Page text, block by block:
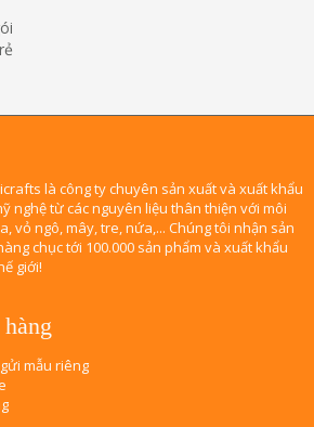
là công ty chuyên sản xuất và xuất khẩu
nghệ từ các nguyên liệu thân thiện với môi
vỏ ngô, mây, tre, nứa,... Chúng tôi nhận sản
chục tới 100.000 sản phẩm và xuất khẩu
giới!
mẫu riêng